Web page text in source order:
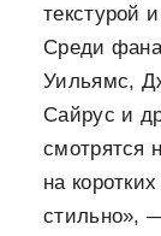
текстурой
Среди
Уильямс,
Сайрус и
смотрятся
на
стильно»,